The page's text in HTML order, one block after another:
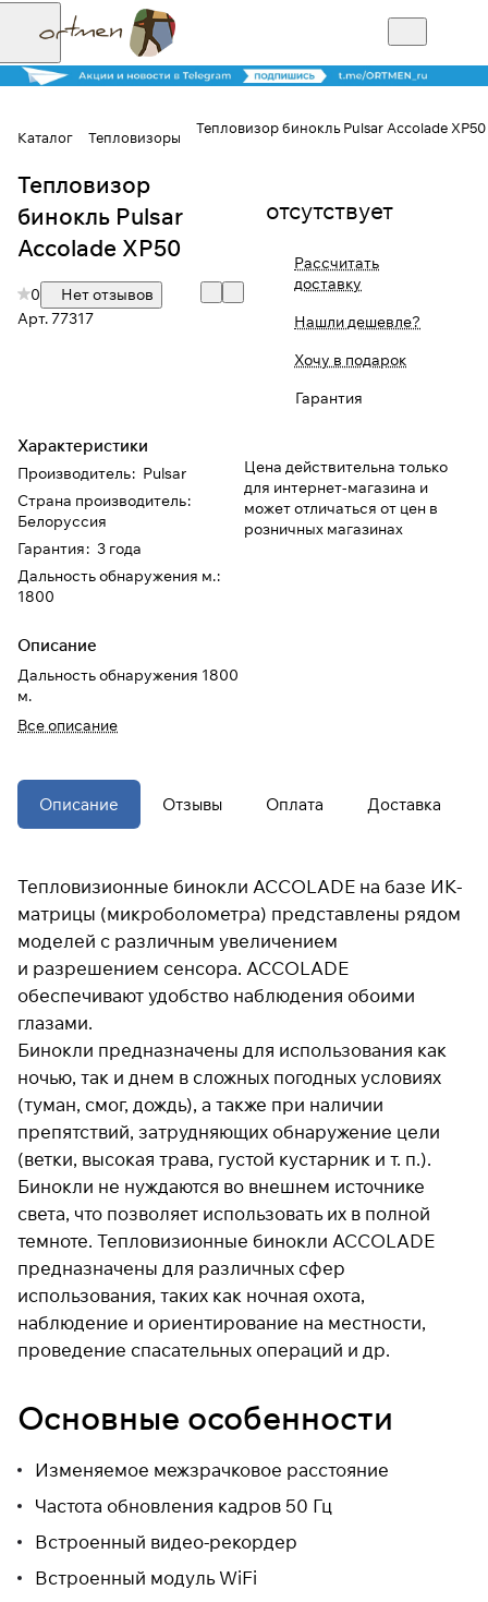
Каталог Тепловизоры
Тепловизор бинокль Pulsar Accolade XP50
Тепловизор
бинокль Pulsar
Accolade XP50
0
Нет отзывов
Арт.77317
Характеристики
Производитель: Pulsar
Страна производитель:
Белоруссия
Гарантия: 3 года
Дальность обнаружения м.:
1800
Описание
Дальность обнаружения 1800
м.
Все описание
отсутствует
Рассчитать
доставку
Нашли дешевле?
Хочу в подарок
Гарантия
Цена действительна только
для интернет-магазина и
может отличаться от цен в
розничных магазинах
Описание Отзывы Оплата Доставка
Тепловизионные бинокли ACCOLADE на базе ИК-
матрицы (микроболометра) представлены рядом
моделей с различным увеличением
и разрешением сенсора. ACCOLADE
обеспечивают удобство наблюдения обоими
глазами.
Бинокли предназначены для использования как
ночью, так и днем в сложных погодных условиях
(туман, смог, дождь), а также при наличии
препятствий, затрудняющих обнаружение цели
(ветки, высокая трава, густой кустарник и т. п.).
Бинокли не нуждаются во внешнем источнике
света, что позволяет использовать их в полной
темноте. Тепловизионные бинокли ACCOLADE
предназначены для различных сфер
использования, таких как ночная охота,
наблюдение и ориентирование на местности,
проведение спасательных операций и др.
Основные особенности
Изменяемое межзрачковое расстояние
Частота обновления кадров 50 Гц
Встроенный видео-рекордер
Встроенный модуль WiFi
Для клиентов всех банков
Разбейте
оплату на части
Добавляйте товары
в корзину
При оформлении заказа
выберите метод оплаты
Оставшиеся
% будут
списываться
* При оплате черезПЛАЙТ
скидки по купонам не
Подробнее
об оплате Плайтом
25
раз в 2
недели
8 800 302-02-51
plait.ru